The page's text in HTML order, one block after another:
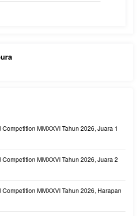
MMXXVI Tahun 2026, Juara 1
MMXXVI Tahun 2026, Juara 2
MMXXVI Tahun 2026, Harapan